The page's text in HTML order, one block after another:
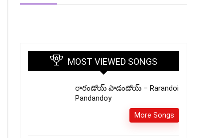
MOST VIEWED SONGS
రారండోయ్ పాడండోయ్ – Rarandoi
Pandandoy
More Songs